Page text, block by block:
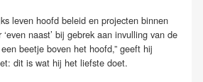
leven hoofd beleid en projecten binnen
naast’ bij gebrek aan invulling van de
beetje boven het hoofd,” geeft hij
dit is wat hij het liefste doet.